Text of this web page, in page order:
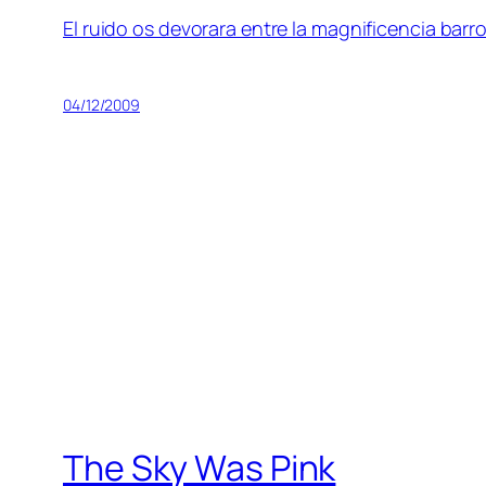
El rui­do os de­vo­ra­ra en­tre la mag­ni­fi­cen­cia
04/12/2009
The Sky Was Pink